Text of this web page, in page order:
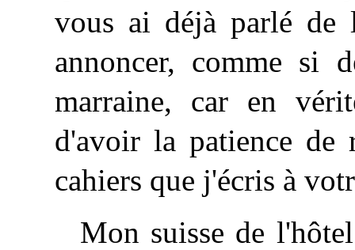
vous ai déjà parlé
annoncer, comme si
marraine, car en
d'avoir la patience de
cahiers que j'écris à
Mon suisse de